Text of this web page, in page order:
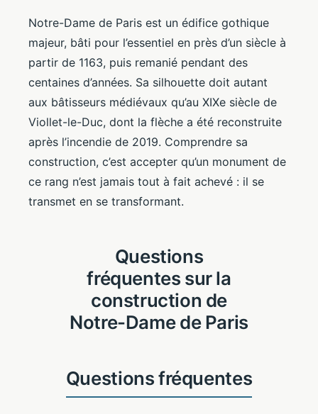
Notre-Dame de Paris est un édifice gothique
majeur, bâti pour l’essentiel en près d’un siècle à
partir de 1163, puis remanié pendant des
centaines d’années. Sa silhouette doit autant
aux bâtisseurs médiévaux qu’au XIXe siècle de
Viollet-le-Duc, dont la flèche a été reconstruite
après l’incendie de 2019. Comprendre sa
construction, c’est accepter qu’un monument de
ce rang n’est jamais tout à fait achevé : il se
transmet en se transformant.
Questions
fréquentes sur la
construction de
Notre-Dame de Paris